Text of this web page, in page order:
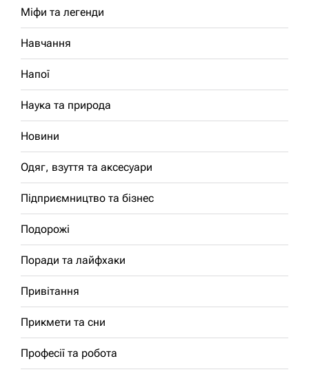
Міфи та легенди
Навчання
Напої
Наука та природа
Новини
Одяг, взуття та аксесуари
Підприємництво та бізнес
Подорожі
Поради та лайфхаки
Привітання
Прикмети та сни
Професії та робота